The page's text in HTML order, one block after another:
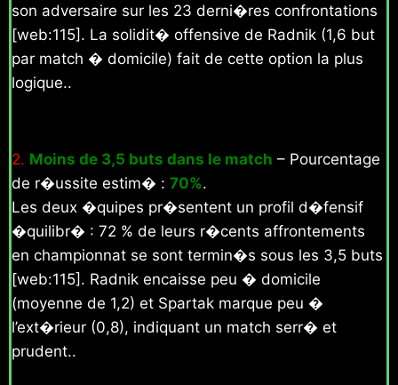
son adversaire sur les 23 derni�res confrontations
[web:115]. La solidit� offensive de Radnik (1,6 but
par match � domicile) fait de cette option la plus
logique..
2. Moins de 3,5 buts dans le match – Pourcentage
de r�ussite estim� : 70%.
Les deux �quipes pr�sentent un profil d�fensif
�quilibr� : 72 % de leurs r�cents affrontements
en championnat se sont termin�s sous les 3,5 buts
[web:115]. Radnik encaisse peu � domicile
(moyenne de 1,2) et Spartak marque peu �
l’ext�rieur (0,8), indiquant un match serr� et
prudent..